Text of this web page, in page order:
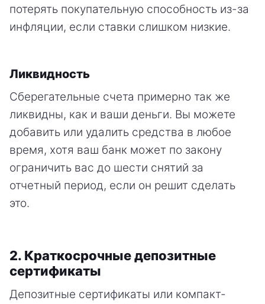
потерять покупательную способность из-за
инфляции, если ставки слишком низкие.
Ликвидность
Сберегательные счета примерно так же
ликвидны, как и ваши деньги. Вы можете
добавить или удалить средства в любое
время, хотя ваш банк может по закону
ограничить вас до шести снятий за
отчетный период, если он решит сделать
это.
2. Краткосрочные депозитные
сертификаты
Депозитные сертификаты или компакт-